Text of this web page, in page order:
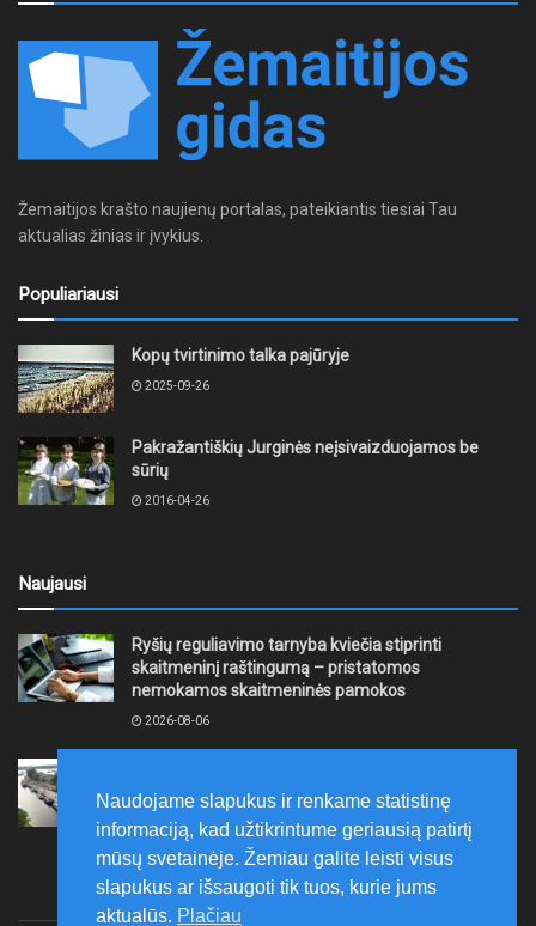
Žemaitijos krašto naujienų portalas, pateikiantis tiesiai Tau
aktualias žinias ir įvykius.
Populiariausi
Kopų tvirtinimo talka pajūryje
2025-09-26
Pakražantiškių Jurginės neįsivaizduojamos be
sūrių
2016-04-26
Naujausi
Ryšių reguliavimo tarnyba kviečia stiprinti
skaitmeninį raštingumą – pristatomos
nemokamos skaitmeninės pamokos
2026-08-06
Klaipėdoje juda į priekį
2026-08-06
Naudojame slapukus ir renkame statistinę
informaciją, kad užtikrintume geriausią patirtį
mūsų svetainėje. Žemiau galite leisti visus
slapukus ar išsaugoti tik tuos, kurie jums
aktualūs. Plačiau